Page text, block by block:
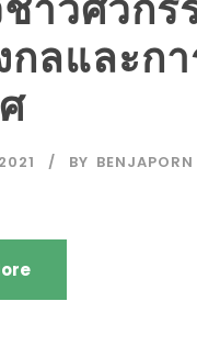
กลและก
BY BENJAPORN